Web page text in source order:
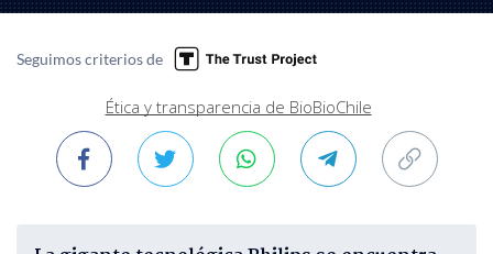
Seguimos criterios de
Ética y transparencia de BioBioChile